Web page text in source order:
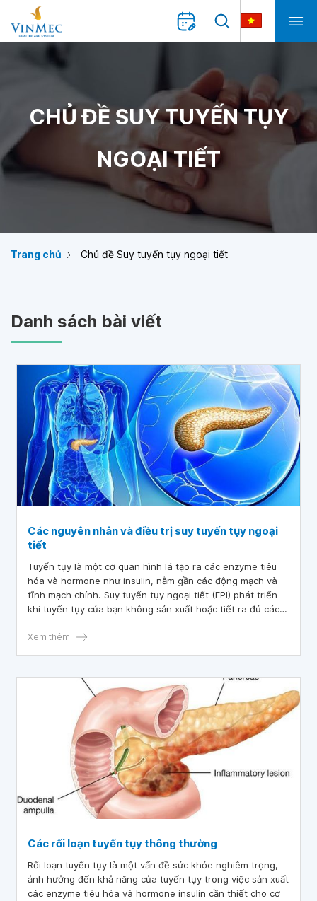
CHỦ ĐỀ SUY TUYẾN TỤY
NGOẠI TIẾT
Trang chủ Chủ đề Suy tuyến tụy ngoại tiết
Danh sách bài viết
Các nguyên nhân và điều trị suy tuyến tụy ngoại
tiết
Tuyến tụy là một cơ quan hình lá tạo ra các enzyme tiêu
hóa và hormone như insulin, nằm gần các động mạch và
tĩnh mạch chính. Suy tuyến tụy ngoại tiết (EPI) phát triển
khi tuyến tụy của bạn không sản xuất hoặc tiết ra đủ các
và các biện pháp điều trị suy tuyến tụy ngoại tiết.
Xem thêm
Các rối loạn tuyến tụy thông thường
Rối loạn tuyến tụy là một vấn đề sức khỏe nghiêm trọng,
ảnh hưởng đến khả năng của tuyến tụy trong việc sản xuất
các enzyme tiêu hóa và hormone insulin cần thiết cho cơ